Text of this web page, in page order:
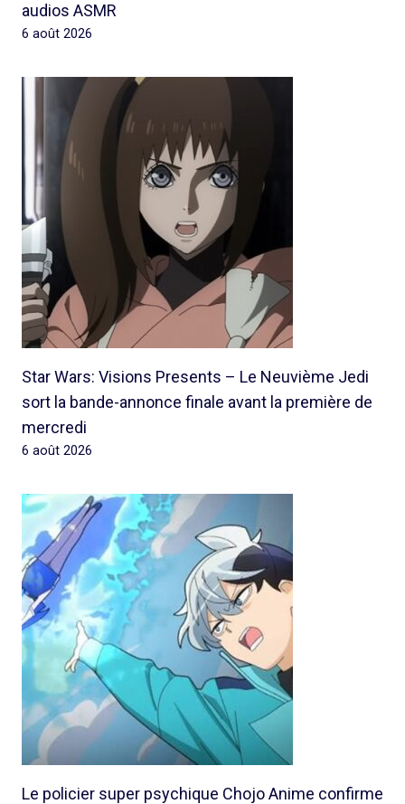
audios ASMR
6 août 2026
Star Wars: Visions Presents – Le Neuvième Jedi
sort la bande-annonce finale avant la première de
mercredi
6 août 2026
Le policier super psychique Chojo Anime confirme